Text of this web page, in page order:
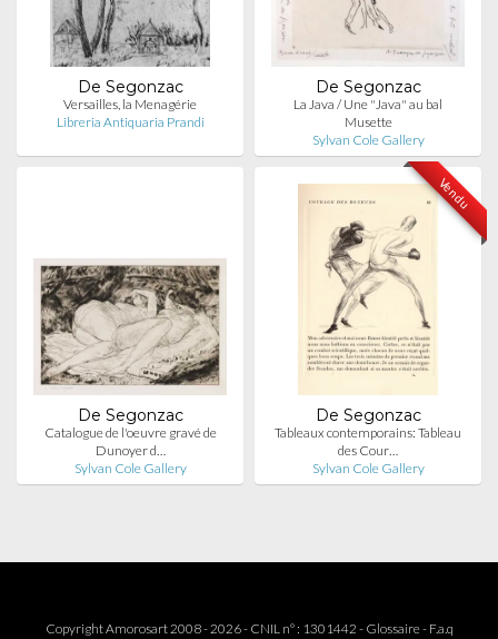
De Segonzac
Versailles, la Menagérie
Libreria Antiquaria Prandi
De Segonzac
La Java / Une "Java" au bal
Musette
Sylvan Cole Gallery
De Segonzac
Catalogue de l'oeuvre gravé de
Dunoyer d…
Sylvan Cole Gallery
Vendu
De Segonzac
Tableaux contemporains: Tableau
des Cour…
Sylvan Cole Gallery
Copyright Amorosart 2008 - 2026 - CNIL n° : 1301442 - Glossaire- F.a.q